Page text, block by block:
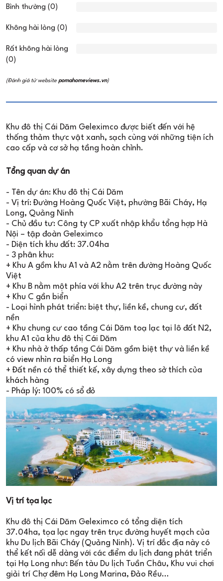
Bình thường (0)
Không hài lòng (0)
Rất không hài lòng
(0)
(Đánh giá từ website pomahomeviews.vn)
Khu đô thị Cái Dăm Geleximco được biết đến với hệ
thống thảm thực vật xanh, sạch cùng với những tiện ích
cao cấp và cơ sở hạ tầng hoàn chỉnh.
Tổng quan dự án
- Tên dự án: Khu đô thị Cái Dăm
- Vị trí: Đường Hoàng Quốc Việt, phường Bãi Cháy, Hạ
Long, Quảng Ninh
- Chủ đầu tư: Công ty CP xuất nhập khẩu tổng hợp Hà
Nội – tập đoàn Geleximco
- Diện tích khu đất: 37.04ha
- 3 phân khu:
+ Khu A gồm khu A1 và A2 nằm trên đường Hoàng Quốc
Việt
+ Khu B nằm một phía với khu A2 trên trục đường này
+ Khu C gần biển
- Loại hình phát triển: biệt thự, liền kề, chung cư, đất
nền
+ Khu chung cư cao tầng Cái Dăm toạ lạc tại lô đất N2,
khu A1 của khu đô thị Cái Dăm
+ Khu nhà ở thấp tầng Cái Dăm gồm biệt thự và liền kề
có view nhìn ra biển Hạ Long
+ Đất nền có thể thiết kế, xây dựng theo sở thích của
khách hàng
- Pháp lý: 100% có sổ đỏ
Vị trí tọa lạc
Khu đô thị Cái Dăm Geleximco có tổng diện tích
37.04ha, tọa lạc ngay trên trục đường huyết mạch của
khu Du lịch Bãi Cháy (Quảng Ninh). Vị trí đắc địa này có
thể kết nối dễ dàng với các điểm du lịch đang phát triển
tại Hạ Long như: Bến tàu Du lịch Tuần Châu, Khu vui chơi
giải trí Chợ đêm Hạ Long Marina, Đảo Rều…